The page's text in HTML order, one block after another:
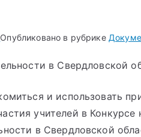
Опубликовано в рубрике
в Свердловской
и использовать
учителей в
в Свердловской